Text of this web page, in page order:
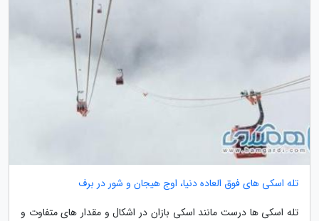
تله اسکی های فوق العاده دنیا، اوج هیجان و شور در برف
تله اسکی ها درست مانند اسکی بازان در اشکال و مقدار های متفاوت و